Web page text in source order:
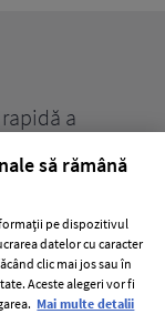
a
să rămână
pe dispozitivul
datelor cu caracter
clic mai jos sau în
Aceste alegeri vor fi
Mai multe detalii